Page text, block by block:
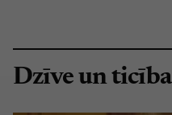
Dzīve un ticība